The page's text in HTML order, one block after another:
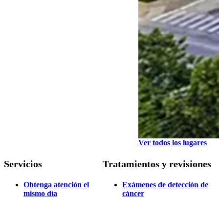
Ver todos los lugares
Servicios
Obtenga atención el
mismo día
Tratamientos y revisiones
Exámenes de detección de
cáncer